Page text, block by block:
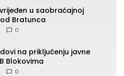
u saobraćajnoj
Bratunca
0
na priključenju javne
Blokovima
0